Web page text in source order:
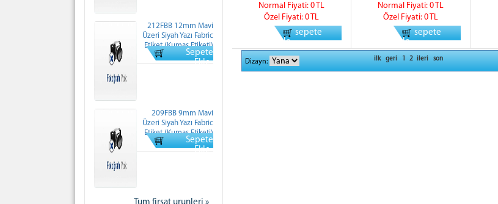
212FBB 12mm Mavi
Üzeri Siyah Yazı Fabric
Etiket (Kumaş Etiketi)
Normal Fiyati: 0 TL
Sepete
Ekle
209FBB 9mm Mavi
Üzeri Siyah Yazı Fabric
Etiket (Kumaş Etiketi)
Normal Fiyati: 0 TL
Sepete
Ekle
Normal Fiyati: 0 TL
Özel Fiyati: 0 TL
sepete
ekle
Normal Fiyati: 0 TL
Özel Fiyati: 0 TL
sepete
ekle
Dizayn: ilk geri 1 2 ileri son